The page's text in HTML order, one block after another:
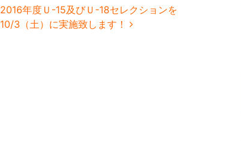
2016年度Ｕ-15及びＵ-18セレクションを
10/3（土）に実施致します！